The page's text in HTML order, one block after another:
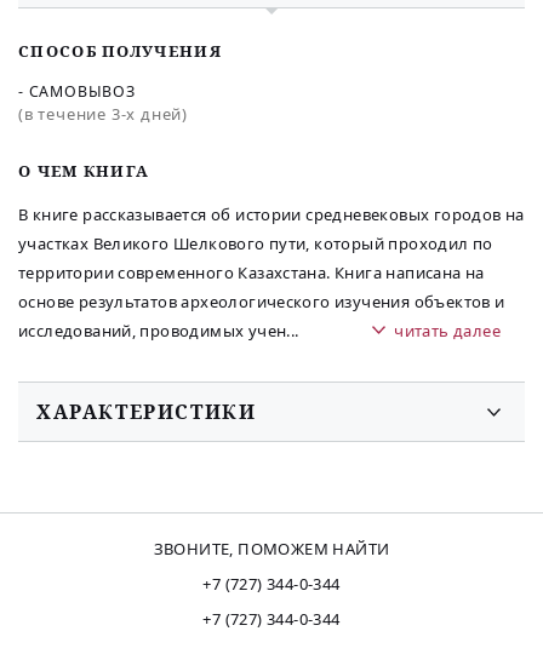
O ЧЕМ КНИГА
В книге рассказывается об истории средневековых городов на
участках Великого Шелкового пути, который проходил по
территории современного Казахстана. Книга написана на
основе результатов археологического изучения объектов и
исследований, проводимых учен... читать далее
СПОСОБ ПОЛУЧЕНИЯ
- САМОВЫВОЗ
(в течение 3-х дней)
ХАРАКТЕРИСТИКИ
ЗВОНИТЕ, ПОМОЖЕМ НАЙТИ
+7 (727) 344-0-344
+7 (727) 344-0-344